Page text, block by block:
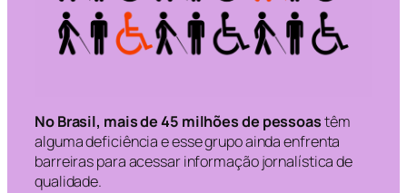
No Brasil, mais de 45 milhões de pessoastêm
alguma deficiência e esse grupo ainda enfrenta
barreiras para acessar informação jornalística de
qualidade.